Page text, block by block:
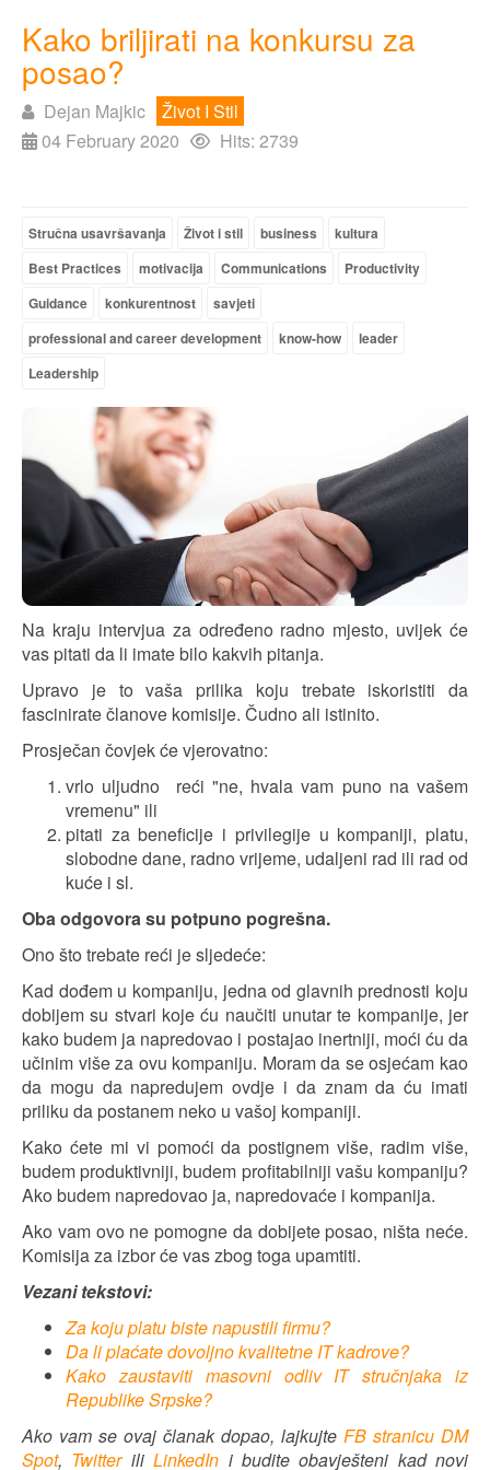
Kako briljirati na konkursu za
posao?
Dejan Majkic
Život I Stil
04 February 2020
Hits: 2739
Stručna usavršavanja Život i stil business
kultura
Best Practices
motivacija Communications
Productivity
Guidance
konkurentnost
savjeti
professional and career development
know-how
leader
Leadership
Na kraju intervjua za određeno radno mjesto, uvijek će
vas pitati da li imate bilo kakvih pitanja.
Upravo je to vaša prilika koju trebate iskoristiti da
fascinirate članove komisije. Čudno ali istinito.
Prosječan čovjek će vjerovatno:
vrlo uljudno reći "ne, hvala vam puno na vašem
vremenu" ili
pitati za beneficije i privilegije u kompaniji, platu,
slobodne dane, radno vrijeme, udaljeni rad ili rad od
kuće i sl.
Oba odgovora su potpuno pogrešna.
Ono što trebate reći je sljedeće:
Kad dođem u kompaniju, jedna od glavnih prednosti koju
dobijem su stvari koje ću naučiti unutar te kompanije, jer
kako budem ja napredovao i postajao inertniji, moći ću da
učinim više za ovu kompaniju. Moram da se osjećam kao
da mogu da napredujem ovdje i da znam da ću imati
priliku da postanem neko u vašoj kompaniji.
Kako ćete mi vi pomoći da postignem više, radim više,
budem produktivniji, budem profitabilniji vašu kompaniju?
Ako budem napredovao ja, napredovaće i kompanija.
Ako vam ovo ne pomogne da dobijete posao, ništa neće.
Komisija za izbor će vas zbog toga upamtiti.
Vezani tekstovi:
Za koju platu biste napustili firmu?
Da li plaćate dovoljno kvalitetne IT kadrove?
Kako zaustaviti masovni odliv IT stručnjаkа iz
Republike Srpske?
Ako vam se ovaj članak dopao, lajkujte FB stranicu DM
Spot, TwitteriliLinkedIn i budite obavješteni kad novi